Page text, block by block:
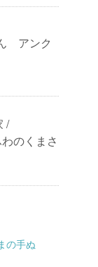
アンク
/
のくまさ
の手ぬ